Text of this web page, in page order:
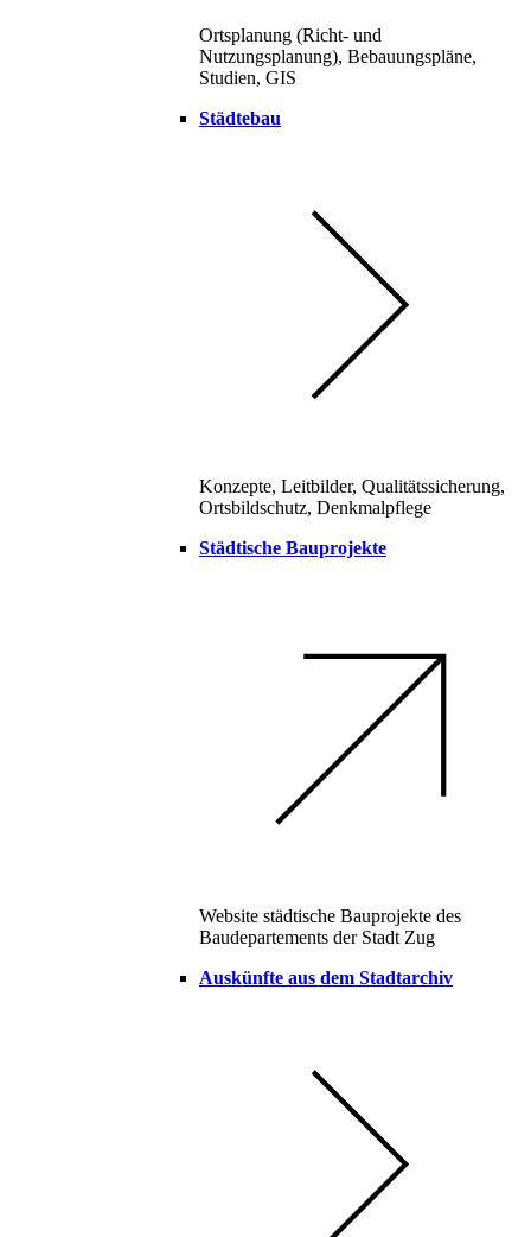
Ortsplanung (Richt- und
Nutzungsplanung), Bebauungspläne,
Studien, GIS
Städtebau
Konzepte, Leitbilder, Qualitätssicherung,
Ortsbildschutz, Denkmalpflege
Städtische Bauprojekte
Website städtische Bauprojekte des
Baudepartements der Stadt Zug
Auskünfte aus dem Stadtarchiv